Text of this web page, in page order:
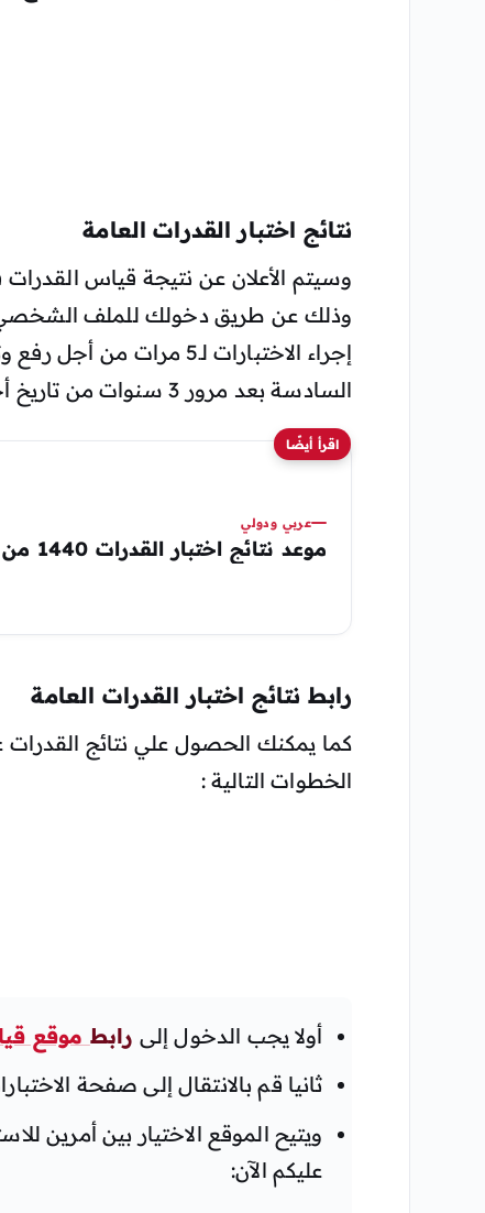
نتائج اختبار القدرات العامة
وسيتم الأعلان عن نتيجة قياس القدرات
وذلك عن طريق دخولك للملف الشخصي
إجراء الاختبارات لـ5
السادسة بعد مرور 3 سنوات من تاريخ أجراء الاختبار الأول .
اقرأ أيضًا
عربي ودولي
موعد نتائج اختبار القدرات 1440 من قياس
رابط نتائج اختبار القدرات العامة
كما يمكنك الحصول علي نتائج
الخطوات التالية :
أولا يجب الدخول إلى رابط موقع
ثانيا قم بالانتقال إلى صفحة
ويتيح الموقع الاختيار بين أمرين
عليكم الآن: